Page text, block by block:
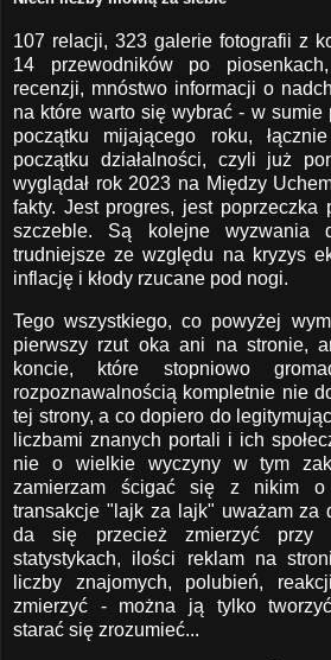
107 relacji, 323 galerie fotografii z
14 przewodników po
recenzji, mnóstwo informacji o
na które warto się wybrać - w sumie
początku mijającego roku,
początku działalności, czyli już
wyglądał rok 2023 na Między
fakty. Jest progres, jest poprzeczka
szczeble. Są kolejne wyzwania
trudniejsze ze względu na kryzys
inflację i kłody rzucane pod nogi.
Tego wszystkiego, co powyżej
pierwszy rzut oka ani na stronie,
koncie, które stopniowo
rozpoznawalnością kompletnie nie
tej strony, a co dopiero do
liczbami znanych portali i ich
nie o wielkie wyczyny w tym
zamierzam ścigać się z nikim o
transakcje "lajk za lajk" uważam
da się przecież zmierzyć przy
statystykach, ilości reklam na
liczby znajomych, polubień,
zmierzyć - można ją tylko
starać się zrozumieć...